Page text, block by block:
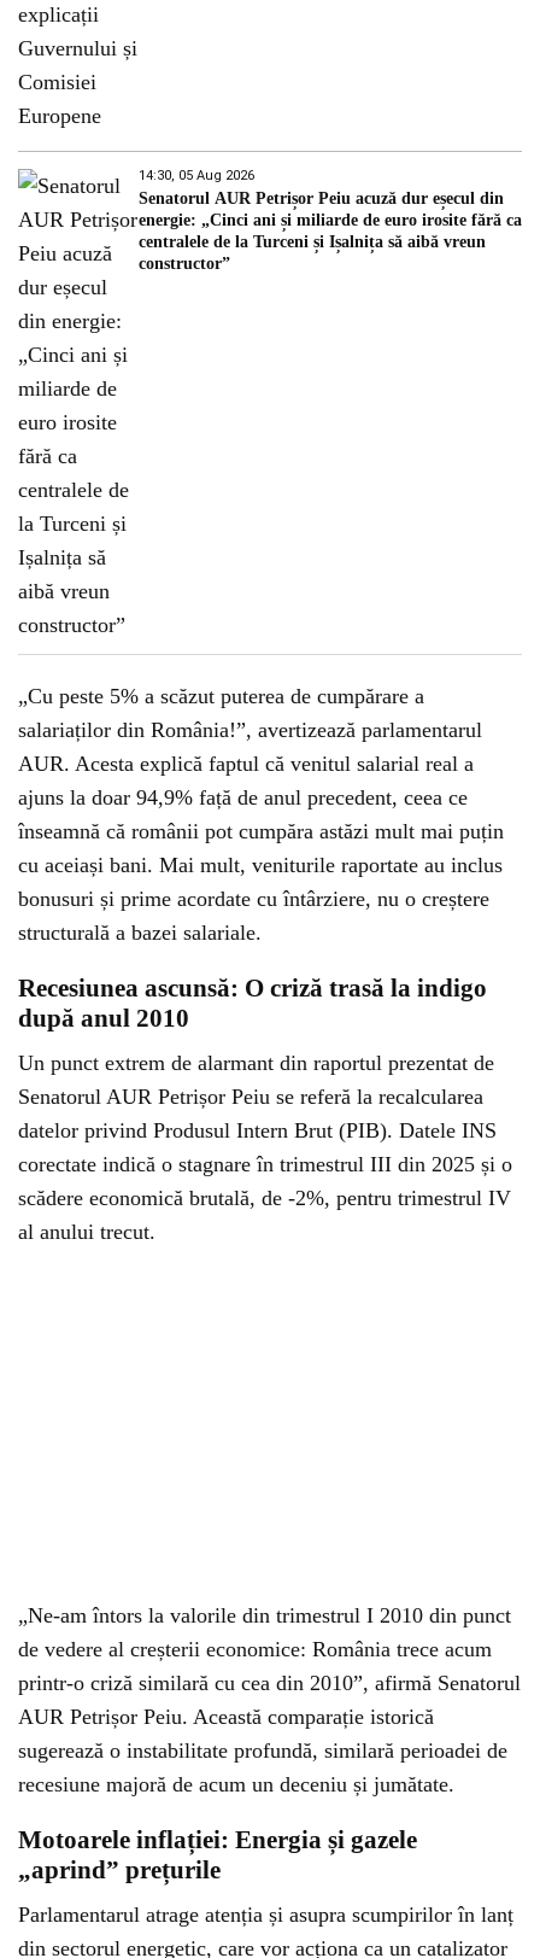
14:30, 05 Aug 2026
Senatorul AUR Petrișor Peiu acuză dur eșecul din
energie: „Cinci ani și miliarde de euro irosite fără ca
centralele de la Turceni și Ișalnița să aibă vreun
constructor”
„Cu peste 5% a scăzut puterea de cumpărare a
salariaților din România!”, avertizează parlamentarul
AUR. Acesta explică faptul că venitul salarial real a
ajuns la doar 94,9% față de anul precedent, ceea ce
înseamnă că românii pot cumpăra astăzi mult mai puțin
cu aceiași bani. Mai mult, veniturile raportate au inclus
bonusuri și prime acordate cu întârziere, nu o creștere
structurală a bazei salariale.
Recesiunea ascunsă: O criză trasă la indigo
după anul 2010
Un punct extrem de alarmant din raportul prezentat de
Senatorul AUR Petrișor Peiu se referă la recalcularea
datelor privind Produsul Intern Brut (PIB). Datele INS
corectate indică o stagnare în trimestrul III din 2025 și o
scădere economică brutală, de -2%, pentru trimestrul IV
al anului trecut.
„Ne-am întors la valorile din trimestrul I 2010 din punct
de vedere al creșterii economice: România trece acum
printr-o criză similară cu cea din 2010”, afirmă Senatorul
AUR Petrișor Peiu. Această comparație istorică
sugerează o instabilitate profundă, similară perioadei de
recesiune majoră de acum un deceniu și jumătate.
Motoarele inflației: Energia și gazele
„aprind” prețurile
Parlamentarul atrage atenția și asupra scumpirilor în lanț
din sectorul energetic, care vor acționa ca un catalizator